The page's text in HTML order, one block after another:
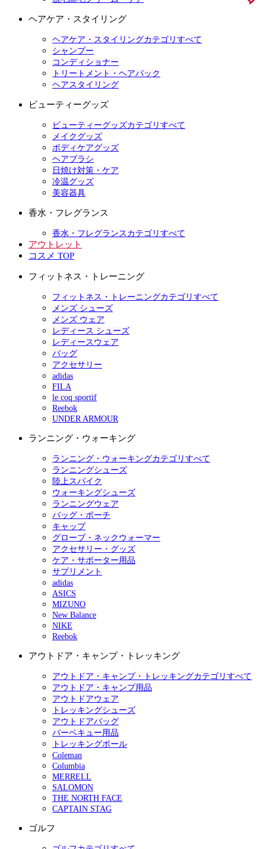
ヘアケア・スタイリング
ヘアケア・スタイリングカテゴリすべて
シャンプー
コンディショナー
トリートメント・ヘアパック
ヘアスタイリング
ビューティーグッズ
ビューティーグッズカテゴリすべて
メイクグッズ
ボディケアグッズ
ヘアブラシ
日焼け対策・ケア
冷温グッズ
美容器具
香水・フレグランス
香水・フレグランスカテゴリすべて
アウトレット
コスメ TOP
フィットネス・トレーニング
フィットネス・トレーニングカテゴリすべて
メンズ シューズ
メンズ ウェア
レディース シューズ
レディースウェア
バッグ
アクセサリー
adidas
FILA
le coq sportif
Reebok
UNDER ARMOUR
ランニング・ウォーキング
ランニング・ウォーキングカテゴリすべて
ランニングシューズ
陸上スパイク
ウォーキングシューズ
ランニングウェア
バッグ・ポーチ
キャップ
グローブ・ネックウォーマー
アクセサリー・グッズ
ケア・サポーター用品
サプリメント
adidas
ASICS
MIZUNO
New Balance
NIKE
Reebok
アウトドア・キャンプ・トレッキング
アウトドア・キャンプ・トレッキングカテゴリすべて
アウトドア・キャンプ用品
アウトドアウェア
トレッキングシューズ
アウトドアバッグ
バーベキュー用品
トレッキングポール
Coleman
Columbia
MERRELL
SALOMON
THE NORTH FACE
CAPTAIN STAG
ゴルフ